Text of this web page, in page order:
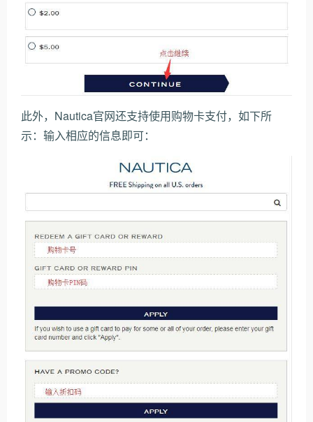
此外，Nautica官网还支持使用购物卡支付，如下所
示：输入相应的信息即可：